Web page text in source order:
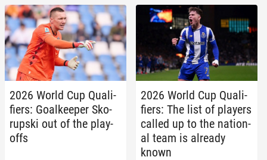
2026 World Cup Qual­i­
fiers: Goal­keep­er Sko­
rup­s­ki out of the play-
offs
2026 World Cup Qual­i­
fiers: The list of players
called up to the na­tion­
al team is already
known